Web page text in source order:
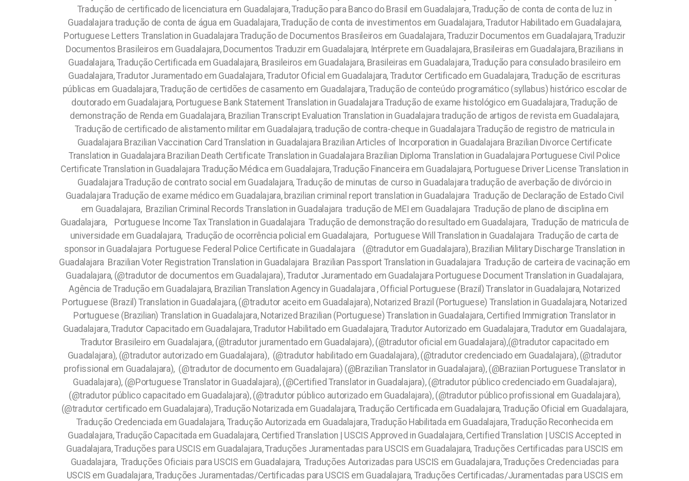
Tradução de certificado de licenciatura em Guadalajara, Tradução para Banco do Brasil em Guadalajara, Tradução de conta de conta de luz in
Guadalajara tradução de conta de água em Guadalajara, Tradução de conta de investimentos em Guadalajara, Tradutor Habilitado em Guadalajara,
Portuguese Letters Translation in Guadalajara Tradução de Documentos Brasileiros em Guadalajara, Traduzir Documentos em Guadalajara, Traduzir
Documentos Brasileiros em Guadalajara, Documentos Traduzir em Guadalajara, Intérprete em Guadalajara, Brasileiras em Guadalajara, Brazilians in
Guadalajara, Tradução Certificada em Guadalajara, Brasileiros em Guadalajara, Brasileiras em Guadalajara, Tradução para consulado brasileiro em
Guadalajara, Tradutor Juramentado em Guadalajara, Tradutor Oficial em Guadalajara, Tradutor Certificado em Guadalajara, Tradução de escrituras
públicas em Guadalajara, Tradução de certidões de casamento em Guadalajara, Tradução de conteúdo programático (syllabus) histórico escolar de
doutorado em Guadalajara, Portuguese Bank Statement Translation in Guadalajara Tradução de exame histológico em Guadalajara, Tradução de
demonstração de Renda em Guadalajara, Brazilian Transcript Evaluation Translation in Guadalajara tradução de artigos de revista em Guadalajara,
Tradução de certificado de alistamento militar em Guadalajara, tradução de contra-cheque in Guadalajara Tradução de registro de matricula in
Guadalajara Brazilian Vaccination Card Translation in Guadalajara Brazilian Articles of Incorporation in Guadalajara Brazilian Divorce Certificate
Translation in Guadalajara Brazilian Death Certificate Translation in Guadalajara Brazilian Diploma Translation in Guadalajara Portuguese Civil Police
Certificate Translation in Guadalajara Tradução Médica em Guadalajara, Tradução Financeira em Guadalajara, Portuguese Driver License Translation in
Guadalajara Tradução de contrato social em Guadalajara, Tradução de minutas de curso in Guadalajara tradução de averbação de divórcio in
Guadalajara Tradução de exame médico em Guadalajara, brazilian criminal report translation in Guadalajara Tradução de Declaração de Estado Civil
em Guadalajara, Brazilian Criminal Records Translation in Guadalajara tradução de MEI em Guadalajara Tradução de plano de disciplina em
Guadalajara, Portuguese Income Tax Translation in Guadalajara Tradução de demonstração do resultado em Guadalajara, Tradução de matricula de
universidade em Guadalajara, Tradução de ocorrência policial em Guadalajara, Portuguese Will Translation in Guadalajara Tradução de carta de
sponsor in Guadalajara Portuguese Federal Police Certificate in Guadalajara (@tradutor em Guadalajara), Brazilian Military Discharge Translation in
Guadalajara Brazilian Voter Registration Translation in Guadalajara Brazilian Passport Translation in Guadalajara Tradução de carteira de vacinação em
Guadalajara, (@tradutor de documentos em Guadalajara), Tradutor Juramentado em Guadalajara Portuguese Document Translation in Guadalajara,
Agência de Tradução em Guadalajara, Brazilian Translation Agency in Guadalajara , Official Portuguese (Brazil) Translator in Guadalajara, Notarized
Portuguese (Brazil) Translation in Guadalajara, (@tradutor aceito em Guadalajara), Notarized Brazil (Portuguese) Translation in Guadalajara, Notarized
Portuguese (Brazilian) Translation in Guadalajara, Notarized Brazilian (Portuguese) Translation in Guadalajara, Certified Immigration Translator in
Guadalajara, Tradutor Capacitado em Guadalajara, Tradutor Habilitado em Guadalajara, Tradutor Autorizado em Guadalajara, Tradutor em Guadalajara,
Tradutor Brasileiro em Guadalajara, (@tradutor juramentado em Guadalajara), (@tradutor oficial em Guadalajara),(@tradutor capacitado em
Guadalajara), (@tradutor autorizado em Guadalajara), (@tradutor habilitado em Guadalajara), (@tradutor credenciado em Guadalajara), (@tradutor
profissional em Guadalajara), (@tradutor de documento em Guadalajara) (@Brazilian Translator in Guadalajara), (@Braziian Portuguese Translator in
Guadalajara), (@Portuguese Translator in Guadalajara), (@Certified Translator in Guadalajara), (@tradutor público credenciado em Guadalajara),
(@tradutor público capacitado em Guadalajara), (@tradutor público autorizado em Guadalajara), (@tradutor público profissional em Guadalajara),
(@tradutor certificado em Guadalajara), Tradução Notarizada em Guadalajara, Tradução Certificada em Guadalajara, Tradução Oficial em Guadalajara,
Tradução Credenciada em Guadalajara, Tradução Autorizada em Guadalajara, Tradução Habilitada em Guadalajara, Tradução Reconhecida em
Guadalajara, Tradução Capacitada em Guadalajara, Certified Translation | USCIS Approved in Guadalajara, Certified Translation | USCIS Accepted in
Guadalajara, Traduções para USCIS em Guadalajara, Traduções Juramentadas para USCIS em Guadalajara, Traduções Certificadas para USCIS em
Guadalajara, Traduções Oficiais para USCIS em Guadalajara, Traduções Autorizadas para USCIS em Guadalajara, Traduções Credenciadas para
USCIS em Guadalajara, Traduções Juramentadas/Certificadas para USCIS em Guadalajara, Traduções Certificadas/Juramentadas para USCIS em